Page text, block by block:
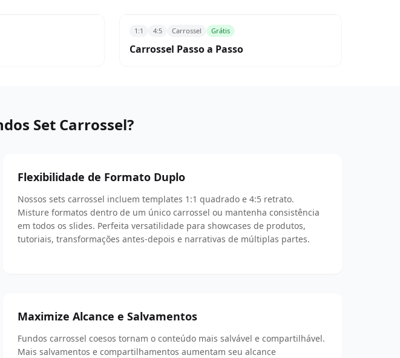
1:1 4:5 Carrossel Grátis
Carrossel Passo a Passo
Set Carrossel?
Flexibilidade de Formato Duplo
Nossos sets carrossel incluem templates 1:1 quadrado e 4:5 retrato.
Misture formatos dentro de um único carrossel ou mantenha consistência
em todos os slides. Perfeita versatilidade para showcases de produtos,
tutoriais, transformações antes-depois e narrativas de múltiplas partes.
Maximize Alcance e Salvamentos
Fundos carrossel coesos tornam o conteúdo mais salvável e compartilhável.
Mais salvamentos e compartilhamentos aumentam seu alcance